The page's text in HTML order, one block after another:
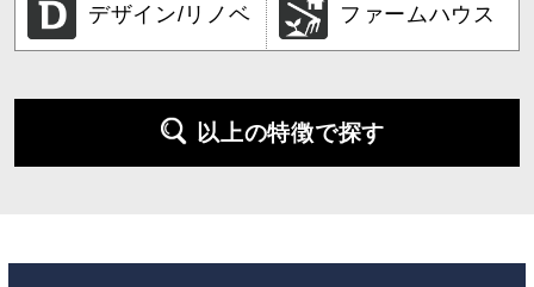
デザイン/リノベ ファームハウス
以上の特徴で探す